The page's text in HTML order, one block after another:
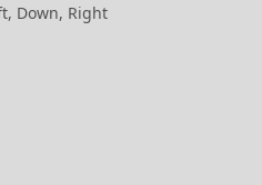
Down, Right